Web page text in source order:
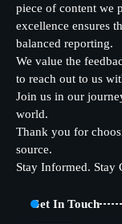
piece of content we
excellence ensures
balanced reporting.
We value the
to reach out to us
Join us in our
world.
Thank you for
source.
Stay Informed. Stay
Get In Touch